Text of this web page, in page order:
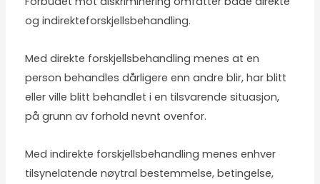
og indirekteforskjellsbehandling.
Med direkte forskjellsbehandling menes at en
person behandles dårligere enn andre blir, har blitt
eller ville blitt behandlet i en tilsvarende situasjon,
på grunn av forhold nevnt ovenfor.
Med indirekte forskjellsbehandling menes enhver
tilsynelatende nøytral bestemmelse, betingelse,